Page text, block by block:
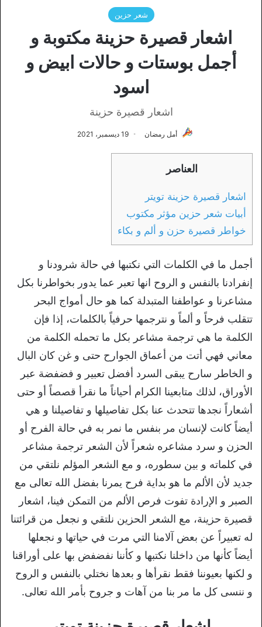
شعر حزين
اشعار قصيرة حزينة مكتوبة و
أجمل بوستات و حالات ابيض و
اسود
اشعار قصيرة حزينة
أمل رمضان 19 ديسمبر، 2021
العناصر
اشعار قصيرة حزينة تويتر
أبيات شعر حزين مؤثر مكتوب
خواطر قصيرة حزن و ألم و بكاء
أجمل ما في الكلمات التي نكتبها في حالة شرودنا و
إنفرادنا بالنفس و الروح انها تعبر عما يدور بخواطرنا بكل
مشاعرنا و عواطفنا المتبدلة كما هو حال أمواج البحر
تتقلب فرحاً و ألماً و نترجمها حرفياً بالكلمات، إذا فإن
الكلمة ما هي ترجمة مشاعر بكل ما تحمله الكلمة من
معاني فهي أتت من أعماق الجوارح حتى و غن كان البال
و الخاطر سارح يبقى السرد أفضل تعبير و فضفضة عبر
الأوراق، لذلك متابعينا الكرام أحياناً ما نقرأ قصصاً أو حتى
أشعاراً نجدها تتحدث عنا بكل تفاصيلها و تفاصيلنا و هي
أيضاً كانت لإنسان مر بنفس ما نمر به في حالة الفرح أو
الحزن و سرد مشاعره شعراً لأن الشعر ترجمة مشاعر
في كلماته و بين سطوره، و مع الشعر المؤلم نلتقي من
جديد لأن الألم ما هو بداية فرح يمرنا بفضل الله تعالى مع
الصبر و الإرادة تفوت فرص الألم من التمكن فينا، اشعار
قصيرة حزينة، مع الشعر الحزين نلتقي و نجعل من قرائتنا
له تعبيراً عن بعض آلامنا التي مرت في حياتها و نجعلها
أيضاً كأنها من داخلنا نكتبها و كأننا نفضفض بها على أوراقنا
و لكنها بعيوننا فقط نقرأها و بعدها نختلي بالنفس و الروح
و ننسى كل ما مر بنا من آهات و جروح بأمر الله تعالى.